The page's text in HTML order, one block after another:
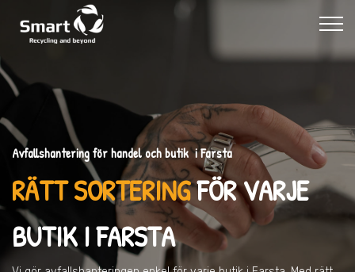
Avfallshantering för handel och butik i Farsta
RÄTT SORTERINGFÖR VARJE
BUTIK I FARSTA